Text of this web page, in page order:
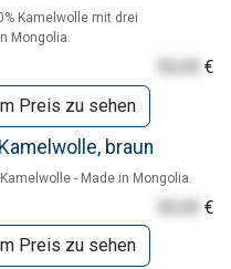
Kamelwolle mit drei
Mongolia.
€
Preis zu sehen
braun
- Made in Mongolia.
€
Preis zu sehen